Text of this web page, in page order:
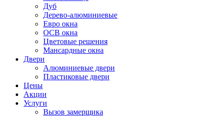
Дуб
Дерево-алюминиевые
Евро окна
ОСВ окна
Цветовые решения
Мансардные окна
Двери
Алюминиевые двери
Пластиковые двери
Цены
Акции
Услуги
Вызов замерщика